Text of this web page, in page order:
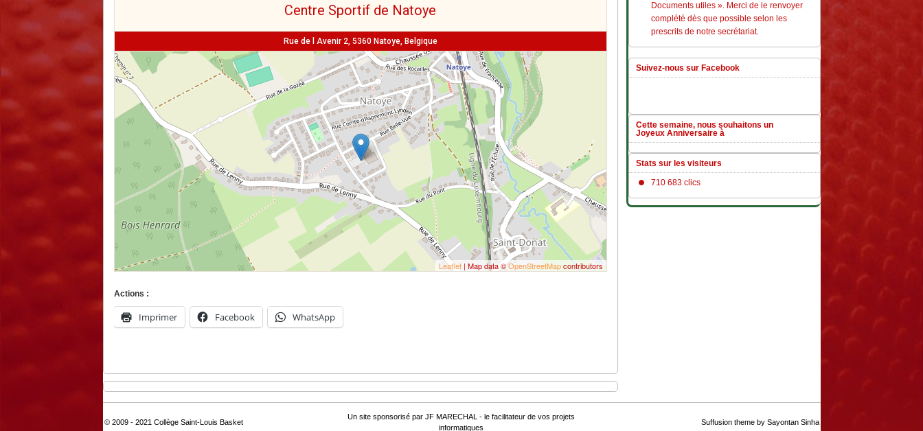
Centre Sportif de Natoye
Rue de l Avenir 2, 5360 Natoye, Belgique
Leaflet| Map data ©OpenStreetMapcontributors
Actions :
Imprimer Facebook WhatsApp
Documents utiles ». Merci de le renvoyer
complété dès que possible selon les
prescrits de notre secrétariat.
Suivez-nous sur Facebook
Cette semaine, nous souhaitons un
Joyeux Anniversaire à
Stats sur les visiteurs
710 683 clics
© 2009 - 2021 Collège Saint-Louis Basket
Un site sponsorisé par JF MARECHAL - le facilitateur de vos projets
informatiques
Suffusion theme by Sayontan Sinha